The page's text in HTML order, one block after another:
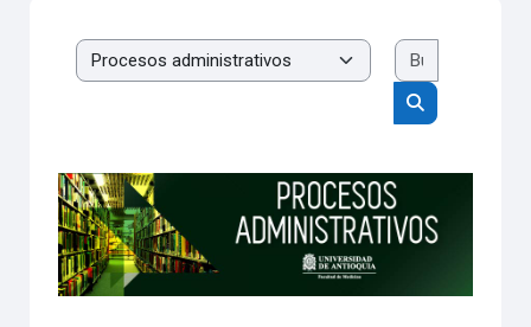
Categorías
Buscar cursos